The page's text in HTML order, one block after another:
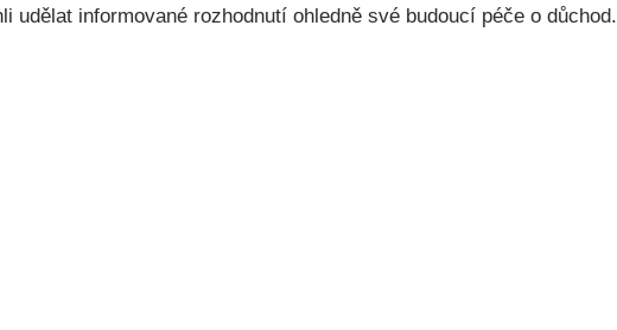
udělat informované rozhodnutí ohledně své budoucí péče o důchod.